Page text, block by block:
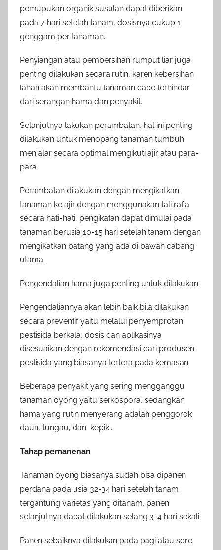
pemupukan organik susulan dapat diberikan
pada 7 hari setelah tanam, dosisnya cukup 1
genggam per tanaman.
Penyiangan atau pembersihan rumput liar juga
penting dilakukan secara rutin, karen kebersihan
lahan akan membantu tanaman cabe terhindar
dari serangan hama dan penyakit.
Selanjutnya lakukan perambatan, hal ini penting
dilakukan untuk menopang tanaman tumbuh
menjalar secara optimal mengikuti ajir atau para-
para.
Perambatan dilakukan dengan mengikatkan
tanaman ke ajir dengan menggunakan tali rafia
secara hati-hati, pengikatan dapat dimulai pada
tanaman berusia 10-15 hari setelah tanam dengan
mengikatkan batang yang ada di bawah cabang
utama.
Pengendalian hama juga penting untuk dilakukan.
Pengendaliannya akan lebih baik bila dilakukan
secara preventif yaitu melalui penyemprotan
pestisida berkala, dosis dan aplikasinya
disesuaikan dengan rekomendasi dari produsen
pestisida yang biasanya tertera pada kemasan.
Beberapa penyakit yang sering mengganggu
tanaman oyong yaitu serkospora, sedangkan
hama yang rutin menyerang adalah penggorok
daun, tungau, dan kepik .
Tahap pemanenan
Tanaman oyong biasanya sudah bisa dipanen
perdana pada usia 32-34 hari setelah tanam
tergantung varietas yang ditanam, panen
selanjutnya dapat dilakukan selang 3-4 hari sekali.
Panen sebaiknya dilakukan pada pagi atau sore